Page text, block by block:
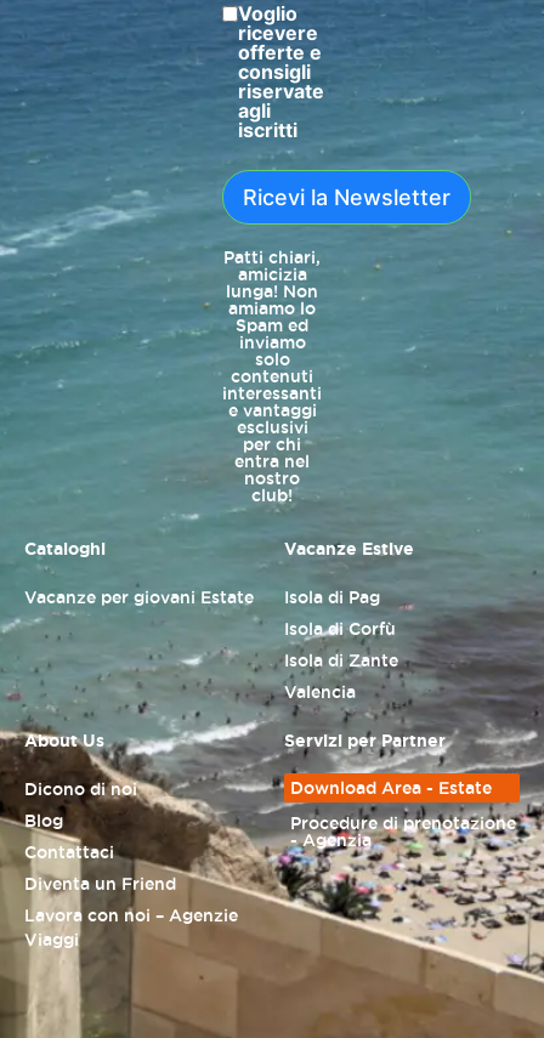
Voglio
ricevere
offerte e
consigli
riservate
agli
iscritti
Ricevi la Newsletter
Patti chiari,
amicizia
lunga! Non
amiamo lo
Spam ed
inviamo
solo
contenuti
interessanti
e vantaggi
esclusivi
per chi
entra nel
nostro
club!
Cataloghi
Vacanze per giovani Estate
Vacanze Estive
Isola di Pag
Isola di Corfù
Isola di Zante
Valencia
About Us
Dicono di noi
Blog
Contattaci
Diventa un Friend
Lavora con noi – Agenzie
Viaggi
Servizi per Partner
Download Area - Estate
Procedure di prenotazione
- Agenzia